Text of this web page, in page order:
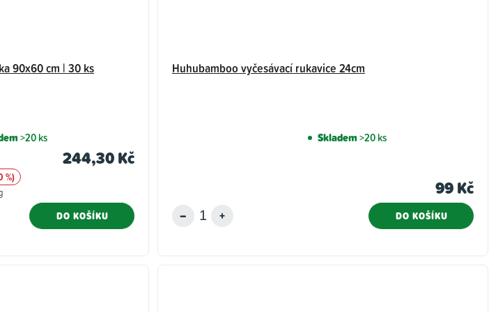
90x60 cm | 30 ks
>20 ks
244,30 Kč
%)
DO KOŠÍKU
Huhubamboo vyčesávací rukavice 24cm
Skladem>20 ks
99 Kč
DO KOŠÍKU